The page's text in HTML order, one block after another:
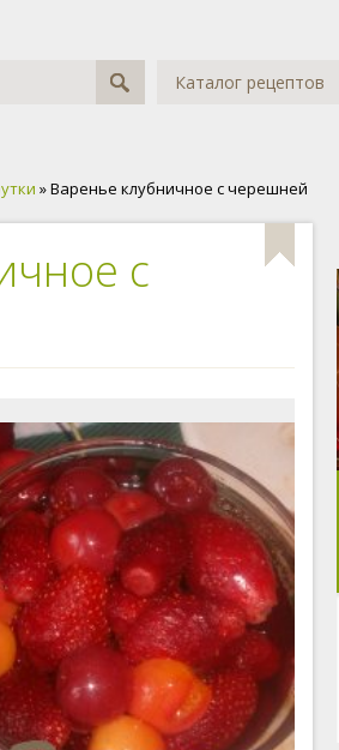
Каталог рецептов
» Варенье клубничное с черешней
с